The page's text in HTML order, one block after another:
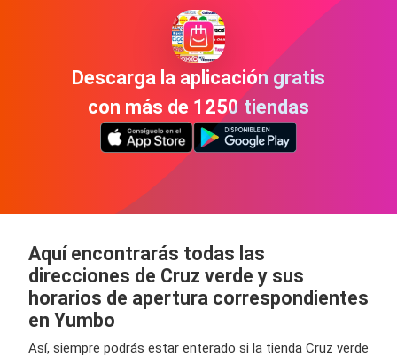
Descarga la aplicación gratis
con más de 1250 tiendas
Aquí encontrarás todas las
direcciones de Cruz verde y sus
horarios de apertura correspondientes
en Yumbo
Así, siempre podrás estar enterado si la tienda Cruz verde